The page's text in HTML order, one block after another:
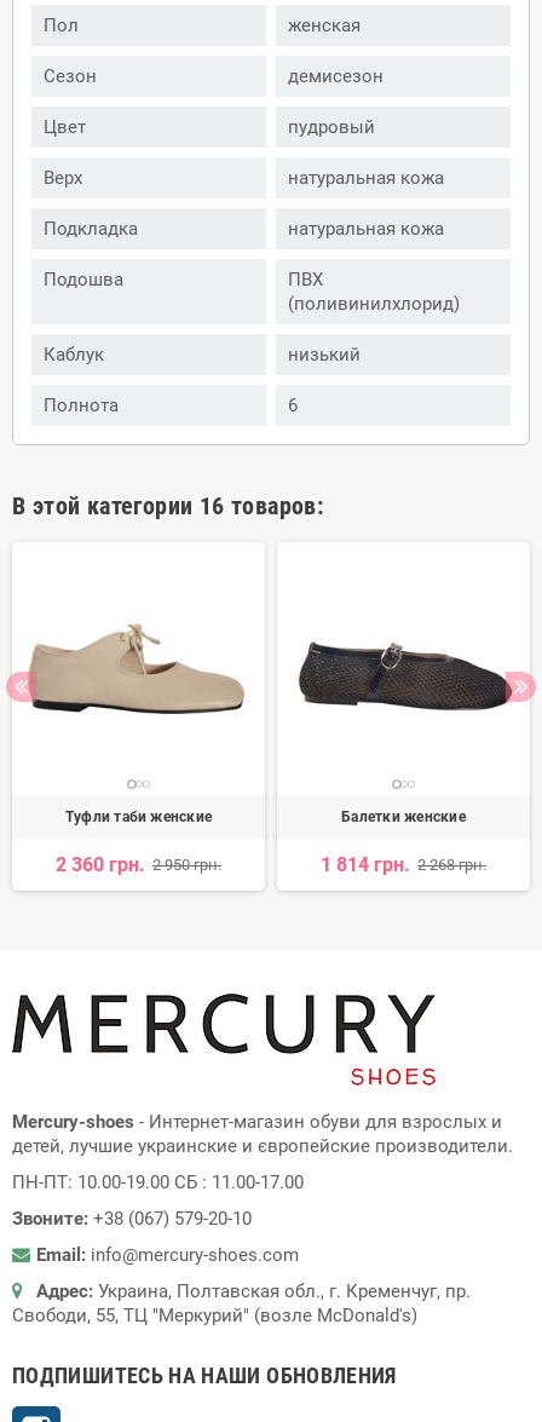
Пол женская
Сезон демисезон
Цвет пудровый
Верх натуральная кожа
Подкладка натуральная кожа
Подошва
ПВХ
(поливинилхлорид)
Каблук низький
Полнота 6
В этой категории 16 товаров:
Туфли таби женские
2 360 грн. 2 950 грн.
Балетки женские
1 814 грн. 2 268 грн.
Mercury-shoes - Интернет-магазин обуви для взрослых и
детей, лучшие украинские и європейские производители.
ПН-ПТ: 10.00-19.00 СБ : 11.00-17.00
Звоните: +38 (067) 579-20-10
Email: info@mercury-shoes.com
Адрес: Украина, Полтавская обл., г. Кременчуг, пр.
Свободи, 55, ТЦ "Меркурий" (возле McDonald's)
ПОДПИШИТЕСЬ НА НАШИ ОБНОВЛЕНИЯ